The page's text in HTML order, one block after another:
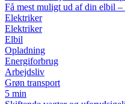
Få mest muligt ud af din elbil
Elektriker
Elektriker
Elbil
Opladning
Energiforbrug
Arbejdsliv
Grøn transport
5 min